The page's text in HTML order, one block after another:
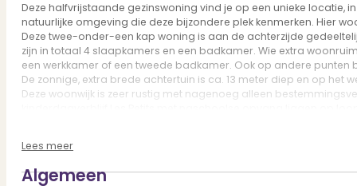
Deze halfvrijstaande gezinswoning vind je op een unieke locatie,
natuurlijke omgeving die deze bijzondere plek kenmerken. Hier
Deze twee-onder-een kap woning is aan de achterzijde
zijn in totaal 4 slaapkamers en een badkamer. Wie extra
een werkkamer of een tweede badkamer. Ook op andere
De zonnige, extra brede achtertuin is ca. 13 meter diep en op
Deze woonwijk is zeer rustig met nagenoeg alleen
stadshart van Haarlem met haar bruisende centrum, divers
Voor de dagelijkse boodschappen ben je zo in de winkelstraten
Haag. Toch met de auto op pad, je bent zo op één van de
Lees meer
Algemeen